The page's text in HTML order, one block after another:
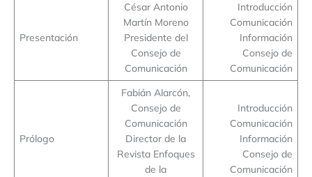
Presentación
César Antonio
Martín Moreno
Presidente del
Consejo de
Comunicación
Introducción
Comunicación
Información
Consejo de
Comunicación
Prólogo
Fabián Alarcón,
Consejo de
Comunicación
Director de la
Revista Enfoques
de la
Introducción
Comunicación
Información
Consejo de
Comunicación